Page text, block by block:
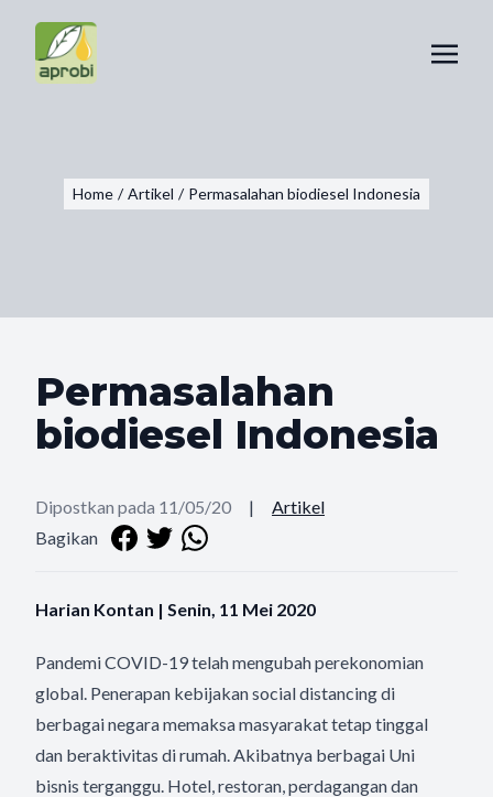
Home / Artikel / Permasalahan biodiesel Indonesia
Permasalahan
biodiesel Indonesia
Dipostkan pada 11/05/20 |
Artikel
Bagikan
Harian Kontan | Senin, 11 Mei 2020
Pandemi COVID-19 telah mengubah perekonomian
global. Penerapan kebijakan social distancing di
berbagai negara memaksa masyarakat tetap tinggal
dan beraktivitas di rumah. Akibatnya berbagai Uni
bisnis terganggu. Hotel, restoran, perdagangan dan